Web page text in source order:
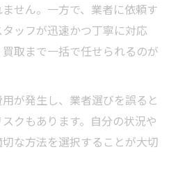
せん。一方で、業者に依頼す
ッフが迅速かつ丁寧に対応
取まで一括で任せられるのが
が発生し、業者選びを誤ると
クもあります。自分の状況や
な方法を選択することが大切